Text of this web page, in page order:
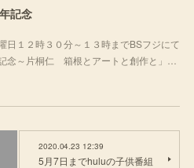
記念
１２時３０分～１３時までBSフジにて
念～片桐仁 箱根とアートと創作と」…
2020.04.23 12:39
5月7日までhuluの子供番組